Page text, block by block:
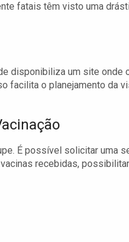
fatais têm visto uma
disponibiliza um site onde
facilita o planejamento da
É possível solicitar uma
recebidas,